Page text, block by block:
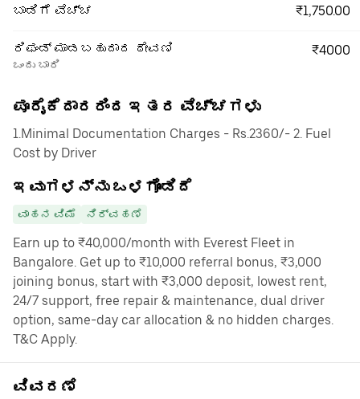
ಬಾಡಿಗೆ ವೆಚ್ಚ ₹1,750.00
ರಿಫಂಡ್ ಮಾಡಬಹುದಾದ ಠೇವಣಿ
ಒಂದು ಬಾರಿ
₹4000
ಪೂರೈಕೆದಾರರಿಂದ ಇತರ ವೆಚ್ಚಗಳು
1.Minimal Documentation Charges - Rs.2360/- 2. Fuel
Cost by Driver
ಇವುಗಳನ್ನು ಒಳಗೊಂಡಿದೆ
ವಾಹನ ವಿಮೆ ನಿರ್ವಹಣೆ
Earn up to ₹40,000/month with Everest Fleet in
Bangalore. Get up to ₹10,000 referral bonus, ₹3,000
joining bonus, start with ₹3,000 deposit, lowest rent,
24/7 support, free repair & maintenance, dual driver
option, same-day car allocation & no hidden charges.
T&C Apply.
ವಿವರಣೆ